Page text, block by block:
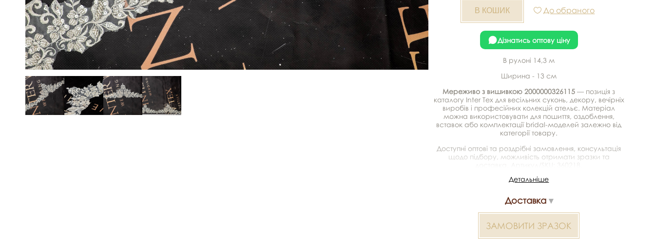
До обраного
Дізнатись оптову ціну
В рулоні 14,3 м
Ширина - 13 см
Мереживо з вишивкою 2000000326115 — позиція з
каталогу Inter Tex для весільних суконь, декору, вечірніх
виробів і професійних колекцій ательє. Матеріал
можна використовувати для пошиття, оздоблення,
вставок або комплектації bridal-моделей залежно від
категорії товару.
Доступні оптові та роздрібні замовлення, консультація
щодо підбору, можливість отримати зразки та
Мереживо з вишивкою 2000000326115 — матеріал для
Доступний оптом і в роздріб в Inter Tex, SKU 360218.
Детальніше
Доставка
ЗАМОВИТИ ЗРАЗОК